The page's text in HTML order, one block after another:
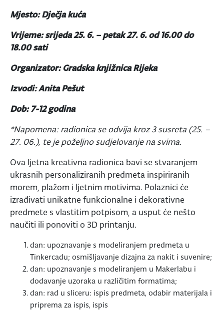
Mjesto: Dječja kuća
Vrijeme: srijeda 25. 6. – petak 27. 6. od 16.00 do
18.00 sati
Organizator: Gradska knjižnica Rijeka
Izvodi: Anita Pešut
Dob: 7-12 godina
*Napomena: radionica se odvija kroz 3 susreta (25. –
27. 06.), te je poželjno sudjelovanje na svima.
Ova ljetna kreativna radionica bavi se stvaranjem
ukrasnih personaliziranih predmeta inspiriranih
morem, plažom i ljetnim motivima. Polaznici će
izrađivati unikatne funkcionalne i dekorativne
predmete s vlastitim potpisom, a usput će nešto
naučiti ili ponoviti o 3D printanju.
dan: upoznavanje s modeliranjem predmeta u
Tinkercadu; osmišljavanje dizajna za nakit i suvenire;
dan: upoznavanje s modeliranjem u Makerlabu i
dodavanje uzoraka u različitim formatima;
dan: rad u sliceru: ispis predmeta, odabir materijala i
priprema za ispis, ispis